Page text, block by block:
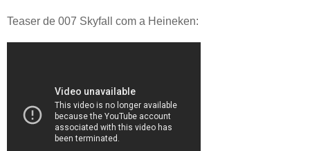
Teaser de 007 Skyfall com a Heineken: